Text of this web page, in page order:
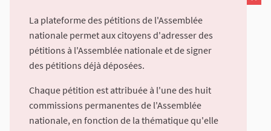
La plateforme des pétitions de l'Assemblée
nationale permet aux citoyens d'adresser des
pétitions à l'Assemblée nationale et de signer
des pétitions déjà déposées.
Chaque pétition est attribuée à l'une des huit
commissions permanentes de l'Assemblée
nationale, en fonction de la thématique qu'elle